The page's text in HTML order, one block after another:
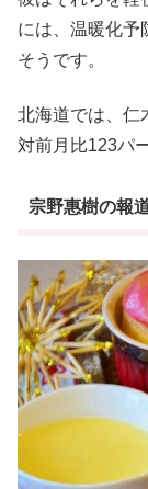
には、温暖化予
そうです。
北海道では、仁
対前月比123パ
宗野惠樹の報